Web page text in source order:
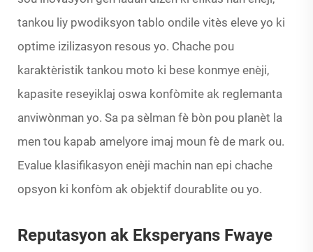
tankou liy pwodiksyon tablo ondile vitès eleve yo ki
optime izilizasyon resous yo. Chache pou
karaktèristik tankou moto ki bese konmye enèji,
kapasite reseyiklaj oswa konfòmite ak reglemanta
anviwònman yo. Sa pa sèlman fè bòn pou planèt la
men tou kapab amelyore imaj moun fè de mark ou.
Evalue klasifikasyon enèji machin nan epi chache
opsyon ki konfòm ak objektif dourablite ou yo.
Reputasyon ak Eksperyans Fwaye